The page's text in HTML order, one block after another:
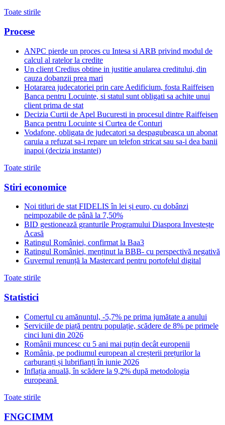
Toate stirile
Procese
ANPC pierde un proces cu Intesa si ARB privind modul de
calcul al ratelor la credite
Un client Credius obtine in justitie anularea creditului, din
cauza dobanzii prea mari
Hotararea judecatoriei prin care Aedificium, fosta Raiffeisen
Banca pentru Locuinte, si statul sunt obligati sa achite unui
client prima de stat
Decizia Curtii de Apel Bucuresti in procesul dintre Raiffeisen
Banca pentru Locuinte si Curtea de Conturi
Vodafone, obligata de judecatori sa despagubeasca un abonat
caruia a refuzat sa-i repare un telefon stricat sau sa-i dea banii
inapoi (decizia instantei)
Toate stirile
Stiri economice
Noi titluri de stat FIDELIS în lei și euro, cu dobânzi
neimpozabile de pânã la 7,50%
BID gestionează granturile Programului Diaspora Investește
Acasă
Ratingul României, confirmat la Baa3
Ratingul României, menținut la BBB- cu perspectivă negativă
Guvernul renunță la Mastercard pentru portofelul digital
Toate stirile
Statistici
Comerțul cu amănuntul, -5,7% pe prima jumătate a anului
Serviciile de piață pentru populație, scădere de 8% pe primele
cinci luni din 2026
Românii muncesc cu 5 ani mai puțin decât europenii
România, pe podiumul european al creșterii prețurilor la
carburanți și lubrifianți în iunie 2026
Inflația anuală, în scădere la 9,2% după metodologia
europeană
Toate stirile
FNGCIMM